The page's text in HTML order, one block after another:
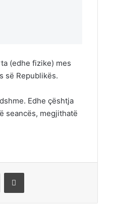
(edhe fizike) mes
së Republikës.
Edhe çështja
seancës, megjithatë
Printoje